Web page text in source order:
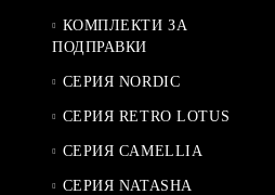
КОМПЛЕКТИ ЗА
ПОДПРАВКИ
СЕРИЯ NORDIC
СЕРИЯ RETRO LOTUS
СЕРИЯ CAMELLIA
СЕРИЯ NATASHA